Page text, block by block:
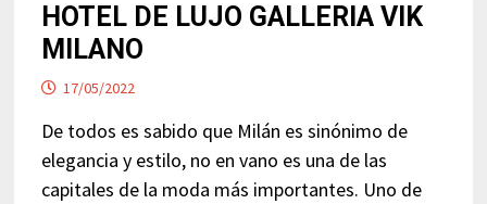
HOTEL DE LUJO GALLERIA VIK
MILANO
17/05/2022
De todos es sabido que Milán es sinónimo de
elegancia y estilo, no en vano es una de las
capitales de la moda más importantes. Uno de